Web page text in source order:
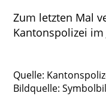
Zum letzten Mal
Kantonspolizei im
Quelle:
Bildquelle: